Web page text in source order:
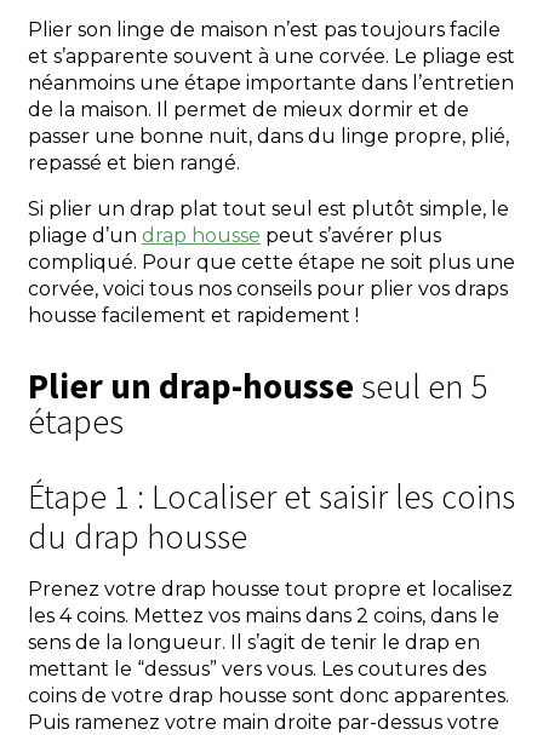
Plier son linge de maison n’est pas toujours facile
et s’apparente souvent à une corvée. Le pliage est
néanmoins une étape importante dans l’entretien
de la maison. Il permet de mieux dormir et de
passer une bonne nuit, dans du linge propre, plié,
repassé et bien rangé.
Si plier un drap plat tout seul est plutôt simple, le
pliage d’un drap housse peut s’avérer plus
compliqué. Pour que cette étape ne soit plus une
corvée, voici tous nos conseils pour plier vos draps
housse facilement et rapidement !
Plier un drap-housse seul en 5
étapes
Étape 1 : Localiser et saisir les coins
du drap housse
Prenez votre drap housse tout propre et localisez
les 4 coins. Mettez vos mains dans 2 coins, dans le
sens de la longueur. Il s’agit de tenir le drap en
mettant le “dessus” vers vous. Les coutures des
coins de votre drap housse sont donc apparentes.
Puis ramenez votre main droite par-dessus votre